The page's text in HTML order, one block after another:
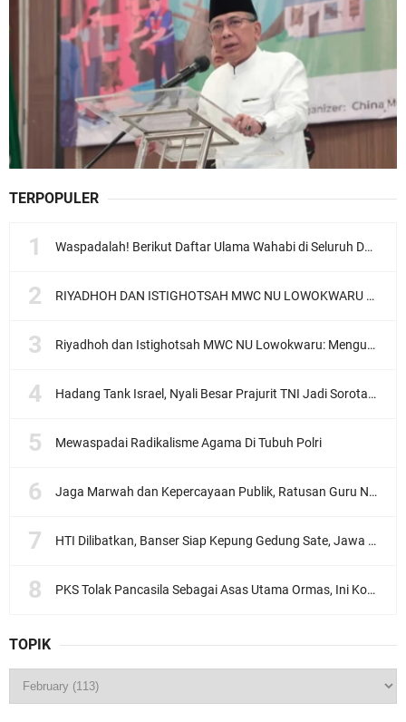
TERPOPULER
Waspadalah! Berikut Daftar Ulama Wahabi di Seluruh Dunia dan Karya-karyanya
RIYADHOH DAN ISTIGHOTSAH MWC NU LOWOKWARU Menyambut Muktamar NU ke-35, Meneguhkan Sanad Laku Para Muassis
Riyadhoh dan Istighotsah MWC NU Lowokwaru: Menguatkan Doa, Menjalin Ukhuwah Menyambut Muktamar NU ke-35
Hadang Tank Israel, Nyali Besar Prajurit TNI Jadi Sorotan Dunia
Mewaspadai Radikalisme Agama Di Tubuh Polri
Jaga Marwah dan Kepercayaan Publik, Ratusan Guru Ngaji Kota Malang Serukan Deklarasi Ramah Anak
HTI Dilibatkan, Banser Siap Kepung Gedung Sate, Jawa Barat
PKS Tolak Pancasila Sebagai Asas Utama Ormas, Ini Komentar PBNU
TOPIK